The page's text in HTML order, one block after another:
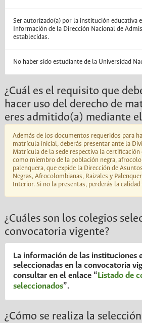
Ser autorizado(a) por la institución educativa
Información de la Dirección Nacional de
establecidas.
No haber sido estudiante de la Universidad
¿Cuál es el requisito que
hacer uso del derecho de
eres admitido(a) mediante
Además de los documentos requeridos para
matrícula inicial, deberás presentar ante la
Matrícula de la sede respectiva la
como miembro de la población negra,
palenquera, que expide la Dirección de
Negras, Afrocolombianas, Raizales y
Interior. Si no la presentas, perderás la
¿Cuáles son los colegios
convocatoria vigente?
La información de las instituciones
seleccionadas en la convocatoria
consultar en el enlace “Listado de
seleccionados”.
¿Cómo se realiza la